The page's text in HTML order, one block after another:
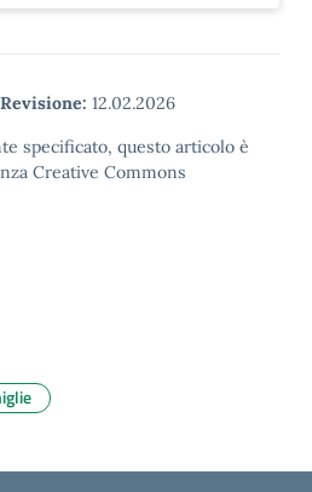
Revisione: 12.02.2026
specificato, questo articolo è
Creative Commons